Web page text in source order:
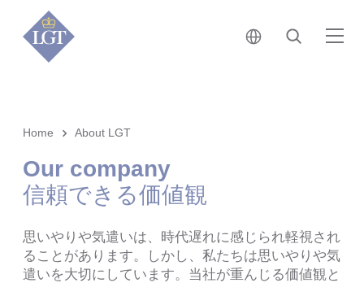
日本 • 日本語
検索
Home About LGT
Our company
信頼できる価値観
思いやりや気遣いは、時代遅れに感じられ軽視され
ることがあります。しかし、私たちは思いやりや気
遣いを大切にしています。当社が重んじる価値観と